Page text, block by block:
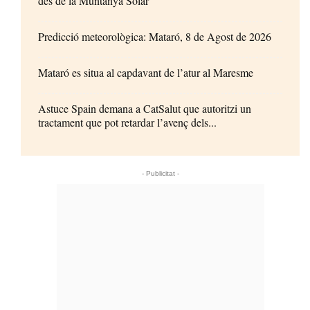
Predicció meteorològica: Mataró, 8 de Agost de 2026
Mataró es situa al capdavant de l’atur al Maresme
Astuce Spain demana a CatSalut que autoritzi un
tractament que pot retardar l’avenç dels...
- Publicitat -